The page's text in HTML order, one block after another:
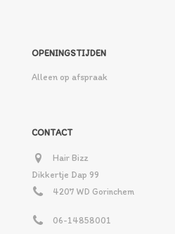
OPENINGSTIJDEN
Alleen op afspraak
CONTACT
Hair Bizz
Dikkertje Dap 99
4207 WD Gorinchem
06-14858001